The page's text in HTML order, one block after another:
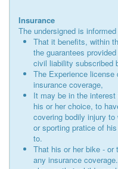
Insurance
The undersigned is informed
That it benefits, within
the guarantees
civil liability subscribed
The Experience license
insurance coverage,
It may be in the
his or her choice, to
covering bodily injury
or sporting pratice of
to.
That his or her bike - or
any insurance